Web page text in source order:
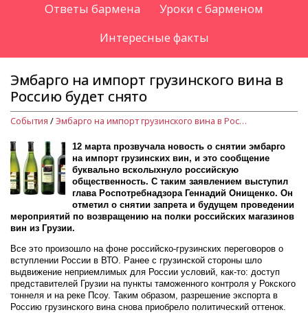
Ответы бармена
Уроки с барменом
Интересные факты
Эмбарго на импорт грузинского вина в
Россию будет снято
События / Эмбарго на импорт грузинского вина в Россию будет снято
12 марта прозвучала новость о снятии эмбарго
на импорт грузинских вин, и это сообщение
буквально всколыхнуло российскую
общественность. С таким заявлением выступил
глава Роспотребнадзора Геннадий Онищенко. Он
отметил о снятии запрета и будущем проведении
мероприятий по возвращению на полки российских магазинов
вин из Грузии.
Все это произошло на фоне российско-грузинских переговоров о
вступлении России в ВТО. Ранее с грузинской стороны шло
выдвижение неприемлимых для России условий, как-то: доступ
представителей Грузии на пункты таможенного контроля у Рокского
тоннеля и на реке Псоу. Таким образом, разрешение экспорта в
Россию грузинского вина снова приобрело политический оттенок.